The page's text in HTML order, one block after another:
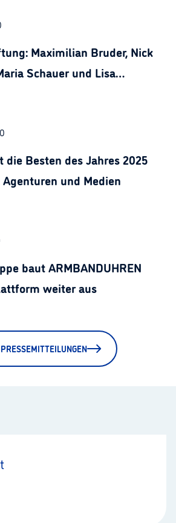
Maximilian Bruder, Nick
Schauer und Lisa
die Besten des Jahres 2025
und Medien
baut ARMBANDUHREN
weiter aus